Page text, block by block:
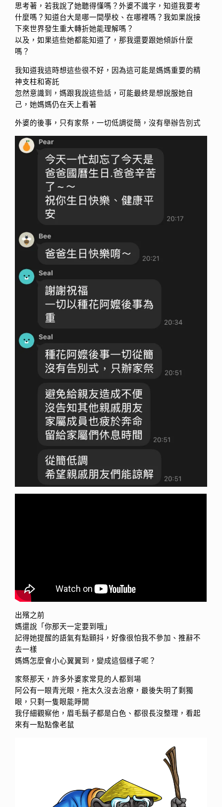
思考著，若我說了她聽得懂嗎？外婆不識字，知道我要考
什麼嗎？知道台大是哪一間學校、在哪裡嗎？我如果說接
下來世界發生重大轉折她能理解嗎？
以及，如果這些她都能知道了，那我還要跟她傾訴什麼
嗎？
我知道我這時想這些很不好，因為這可能是媽媽重要的精
神支柱和寄託
忽然意識到，媽跟我說這些話，可能最終是想說服她自
己，她媽媽仍在天上看著
外婆的後事，只有家祭，一切低調從簡，沒有舉辦告別式
出殯之前
媽還說「你那天一定要到哦」
記得她提醒的語氣有點顫抖，好像很怕我不參加、推辭不
去一樣
媽媽怎麼會小心翼翼到，變成這個樣子呢？
家祭那天，許多外婆家常見的人都到場
阿公有一眼青光眼，拖太久沒去治療，最後失明了剩獨
眼，只剩一隻眼能睜開
我仔細觀察他，眉毛鬍子都是白色、都很長沒整理，看起
來有一點點像老鼠